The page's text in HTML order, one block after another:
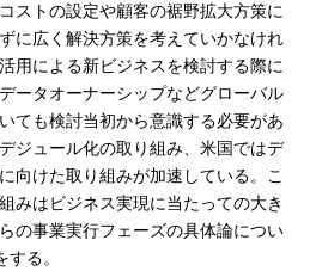
ストの設定や顧客の裾野拡大方策に
に広く解決方策を考えていかなけれ
用による新ビジネスを検討する際に
ータオーナーシップなどグローバル
ても検討当初から意識する必要があ
ジュール化の取り組み、米国ではデ
向けた取り組みが加速している。こ
みはビジネス実現に当たっての大き
の事業実行フェーズの具体論につい
る。